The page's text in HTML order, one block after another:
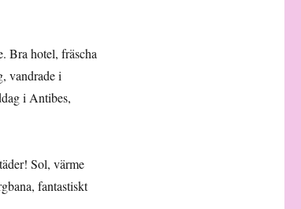
Bra hotel, fräscha
vandrade i
i Antibes,
Sol, värme
fantastiskt